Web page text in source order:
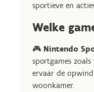
sportieve en
Welke
🎮 Nintendo
sportgames
ervaar de
woonkamer.